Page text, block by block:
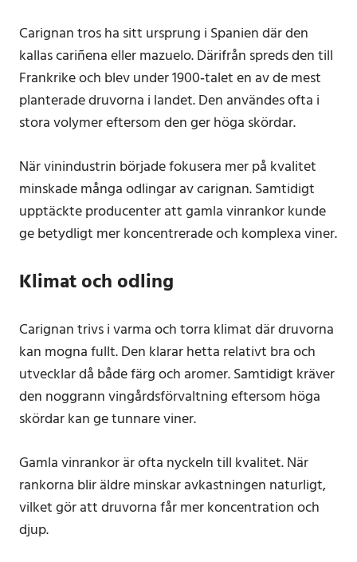
Carignan tros ha sitt ursprung i Spanien där den
kallas cariñena eller mazuelo. Därifrån spreds den till
Frankrike och blev under 1900‑talet en av de mest
planterade druvorna i landet. Den användes ofta i
stora volymer eftersom den ger höga skördar.
När vinindustrin började fokusera mer på kvalitet
minskade många odlingar av carignan. Samtidigt
upptäckte producenter att gamla vinrankor kunde
ge betydligt mer koncentrerade och komplexa viner.
Klimat och odling
Carignan trivs i varma och torra klimat där druvorna
kan mogna fullt. Den klarar hetta relativt bra och
utvecklar då både färg och aromer. Samtidigt kräver
den noggrann vingårdsförvaltning eftersom höga
skördar kan ge tunnare viner.
Gamla vinrankor är ofta nyckeln till kvalitet. När
rankorna blir äldre minskar avkastningen naturligt,
vilket gör att druvorna får mer koncentration och
djup.